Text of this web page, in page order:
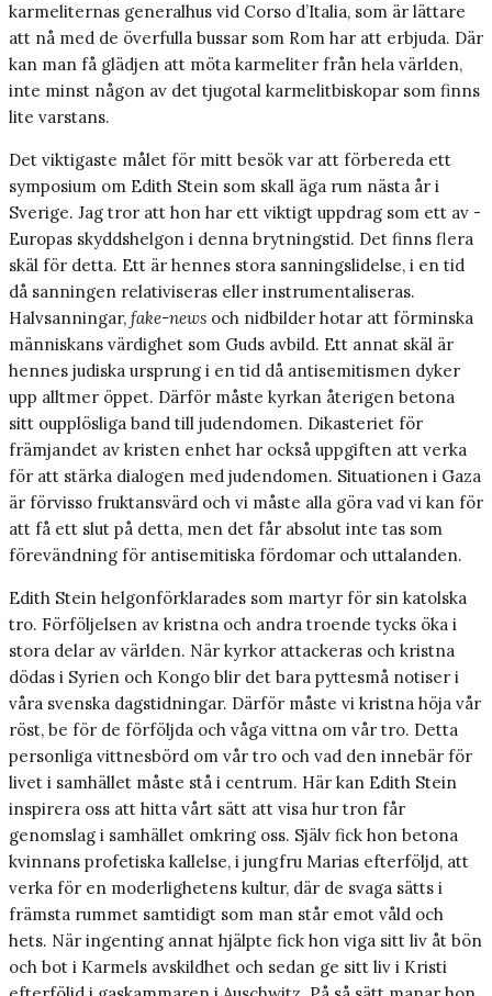
karmeliternas generalhus vid Corso d’Italia, som är lättare
att nå med de överfulla bussar som Rom har att erbjuda. Där
kan man få glädjen att möta karmeliter från hela världen,
inte minst någon av det tjugotal karmelitbiskopar som finns
lite varstans.
Det viktigaste målet för mitt besök var att förbereda ett
symposium om Edith Stein som skall äga rum nästa år i
Sverige. Jag tror att hon har ett viktigt uppdrag som ett av ­
Europas skyddshelgon i denna brytningstid. Det finns flera
skäl för detta. Ett är hennes stora sanningslidelse, i en tid
då sanningen relativiseras eller instrumentaliseras.
Halvsanningar, fake-news och nidbilder hotar att förminska
människans värdighet som Guds avbild. Ett annat skäl är
hennes judiska ursprung i en tid då antisemitismen dyker
upp alltmer öppet. Därför måste kyrkan återigen betona
sitt oupplösliga band till judendomen. Dikasteriet för
främjandet av kristen enhet har också uppgiften att verka
för att stärka dialogen med judendomen. Situationen i Gaza
är förvisso fruktansvärd och vi måste alla göra vad vi kan för
att få ett slut på detta, men det får absolut inte tas som
förevändning för antisemitiska fördomar och uttalanden.
Edith Stein helgonförklarades som martyr för sin katolska
tro. Förföljelsen av kristna och andra troende tycks öka i
stora delar av världen. När kyrkor attackeras och kristna
dödas i Syrien och Kongo blir det bara pyttesmå notiser i
våra svenska dagstidningar. Därför måste vi kristna höja vår
röst, be för de förföljda och våga vittna om vår tro. Detta
personliga vittnesbörd om vår tro och vad den innebär för
livet i samhället måste stå i centrum. Här kan Edith Stein
inspirera oss att hitta vårt sätt att visa hur tron får
genomslag i samhället omkring oss. Själv fick hon betona
kvinnans profetiska kallelse, i jungfru Marias efterföljd, att
verka för en moderlighetens kultur, där de svaga sätts i
främsta rummet samtidigt som man står emot våld och
hets. När ingenting annat hjälpte fick hon viga sitt liv åt bön
och bot i Karmels avskildhet och sedan ge sitt liv i Kristi